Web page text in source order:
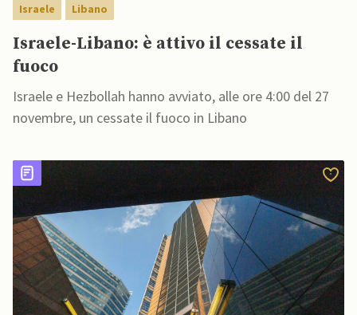
Israele Libano
Israele-Libano: è attivo il cessate il
fuoco
Israele e Hezbollah hanno avviato, alle ore 4:00 del 27
novembre, un cessate il fuoco in Libano